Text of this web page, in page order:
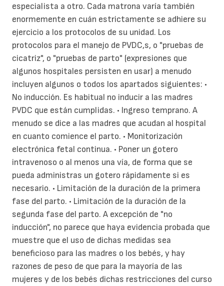
especialista a otro. Cada matrona varía también
enormemente en cuán estrictamente se adhiere su
ejercicio a los protocolos de su unidad. Los
protocolos para el manejo de PVDC,s, o "pruebas de
cicatriz", o "pruebas de parto" (expresiones que
algunos hospitales persisten en usar) a menudo
incluyen algunos o todos los apartados siguientes: •
No inducción. Es habitual no inducir a las madres
PVDC que están cumplidas. • Ingreso temprano. A
menudo se dice a las madres que acudan al hospital
en cuanto comience el parto. • Monitorización
electrónica fetal continua. • Poner un gotero
intravenoso o al menos una vía, de forma que se
pueda administras un gotero rápidamente si es
necesario. • Limitación de la duración de la primera
fase del parto. • Limitación de la duración de la
segunda fase del parto. A excepción de "no
inducción", no parece que haya evidencia probada que
muestre que el uso de dichas medidas sea
beneficioso para las madres o los bebés, y hay
razones de peso de que para la mayoría de las
mujeres y de los bebés dichas restricciones del curso